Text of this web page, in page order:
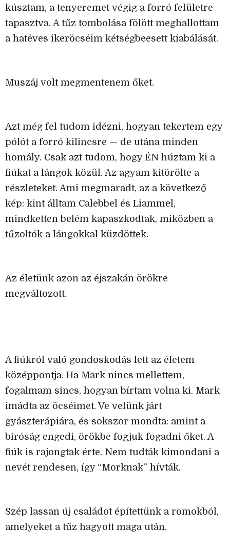
kúsztam, a tenyeremet végig a forró felületre
tapasztva. A tűz tombolása fölött meghallottam
a hatéves ikeröcséim kétségbeesett kiabálását.
Muszáj volt megmentenem őket.
Azt még fel tudom idézni, hogyan tekertem egy
pólót a forró kilincsre — de utána minden
homály. Csak azt tudom, hogy ÉN húztam ki a
fiúkat a lángok közül. Az agyam kitörölte a
részleteket. Ami megmaradt, az a következő
kép: kint álltam Calebbel és Liammel,
mindketten belém kapaszkodtak, miközben a
tűzoltók a lángokkal küzdöttek.
Az életünk azon az éjszakán örökre
megváltozott.
A fiúkról való gondoskodás lett az életem
középpontja. Ha Mark nincs mellettem,
fogalmam sincs, hogyan bírtam volna ki. Mark
imádta az öcséimet. Ve velünk járt
gyászterápiára, és sokszor mondta: amint a
bíróság engedi, örökbe fogjuk fogadni őket. A
fiúk is rajongtak érte. Nem tudták kimondani a
nevét rendesen, így “Morknak” hívták.
Szép lassan új családot építettünk a romokból,
amelyeket a tűz hagyott maga után.